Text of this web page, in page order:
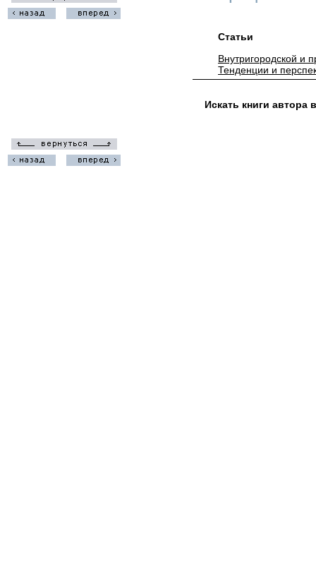
Статьи
Внутригородской и
Тенденции и
Искать книги автора